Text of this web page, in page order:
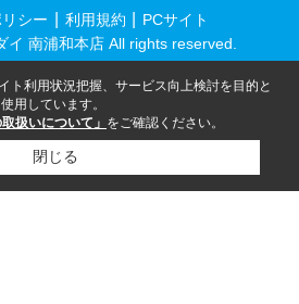
シー 利用規約
PCサイト
イ 南浦和本店 All rights reserved.
ト利用状況把握、サービス向上検討を目的と
用しています。
扱いについて」 をご確認ください。
閉じる